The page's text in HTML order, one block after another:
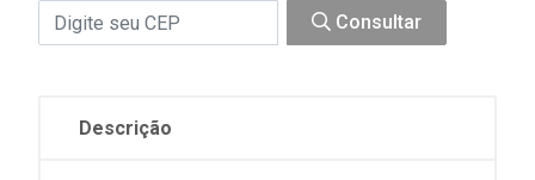
Consultar
Descrição